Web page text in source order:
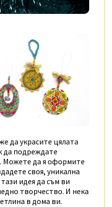
да украсите цялата
да подреждате
Можете да я оформите
своя, уникална
идея да съм ви
творчество. И нека
в дома ви.